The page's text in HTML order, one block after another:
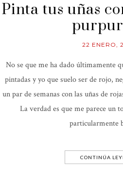
Pinta tus uñas
22 ENERO,
No se que me ha dado últimamente
pintadas y yo que suelo ser de rojo,
un par de semanas con las uñas de
La verdad es que me parece un
particularmente
CONTINÚA